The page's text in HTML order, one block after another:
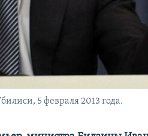
5 февраля 2013 года.